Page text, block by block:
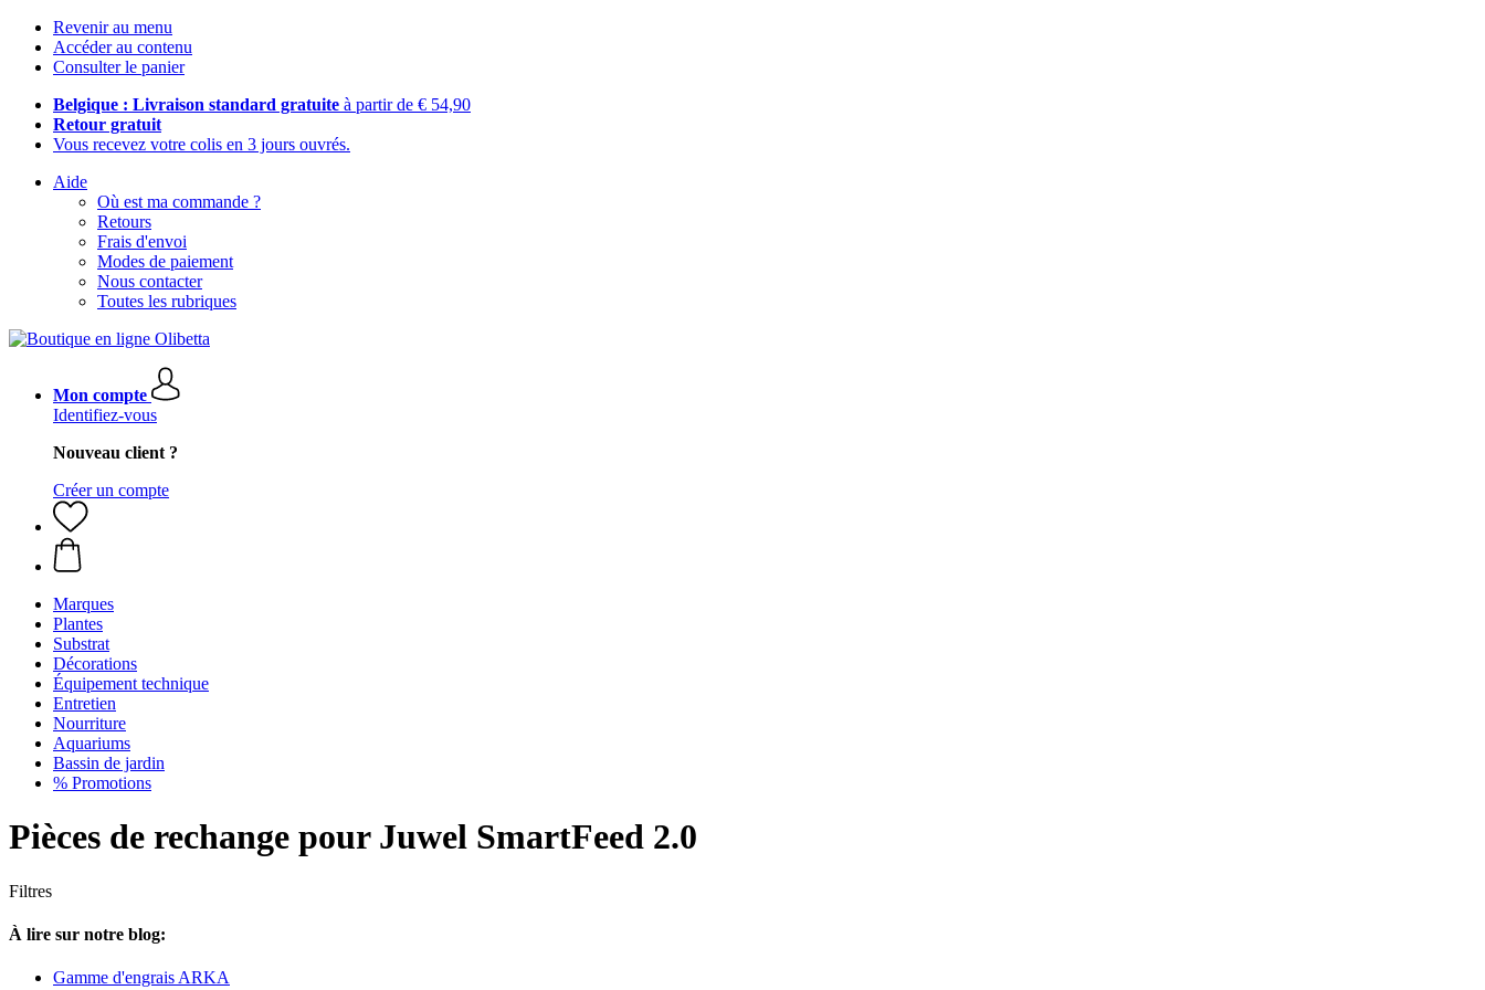
Revenir au menu
Accéder au contenu
Consulter le panier
Belgique : Livraison standard gratuite à partir de € 54,90
Retour gratuit
Vous recevez votre colis en 3 jours ouvrés.
Aide
Où est ma commande ?
Retours
Frais d'envoi
Modes de paiement
Nous contacter
Toutes les rubriques
Mon compte
Identifiez-vous
Nouveau client ?
Créer un compte
Marques
Plantes
Substrat
Décorations
Équipement technique
Entretien
Nourriture
Aquariums
Bassin de jardin
% Promotions
Pièces de rechange pour Juwel SmartFeed 2.0
Filtres
À lire sur notre blog:
Gamme d'engrais ARKA